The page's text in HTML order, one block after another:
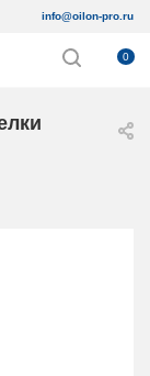
info@oilon-pro.ru
0